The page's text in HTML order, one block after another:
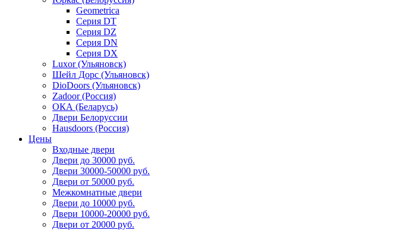
Geometrica
Серия DT
Серия DZ
Серия DN
Серия DX
Luxor (Ульяновск)
Шейл Дорс (Ульяновск)
DioDoors (Ульяновск)
Zadoor (Россия)
ОКА (Беларусь)
Двери Белоруссии
Hausdoors (Россия)
Цены
Входные двери
Двери до 30000 руб.
Двери 30000-50000 руб.
Двери от 50000 руб.
Межкомнатные двери
Двери до 10000 руб.
Двери 10000-20000 руб.
Двери от 20000 руб.